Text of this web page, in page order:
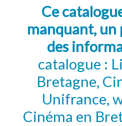
Ce
manquant, un
des
catalogue :
Bretagne,
Unifrance,
Cinéma en